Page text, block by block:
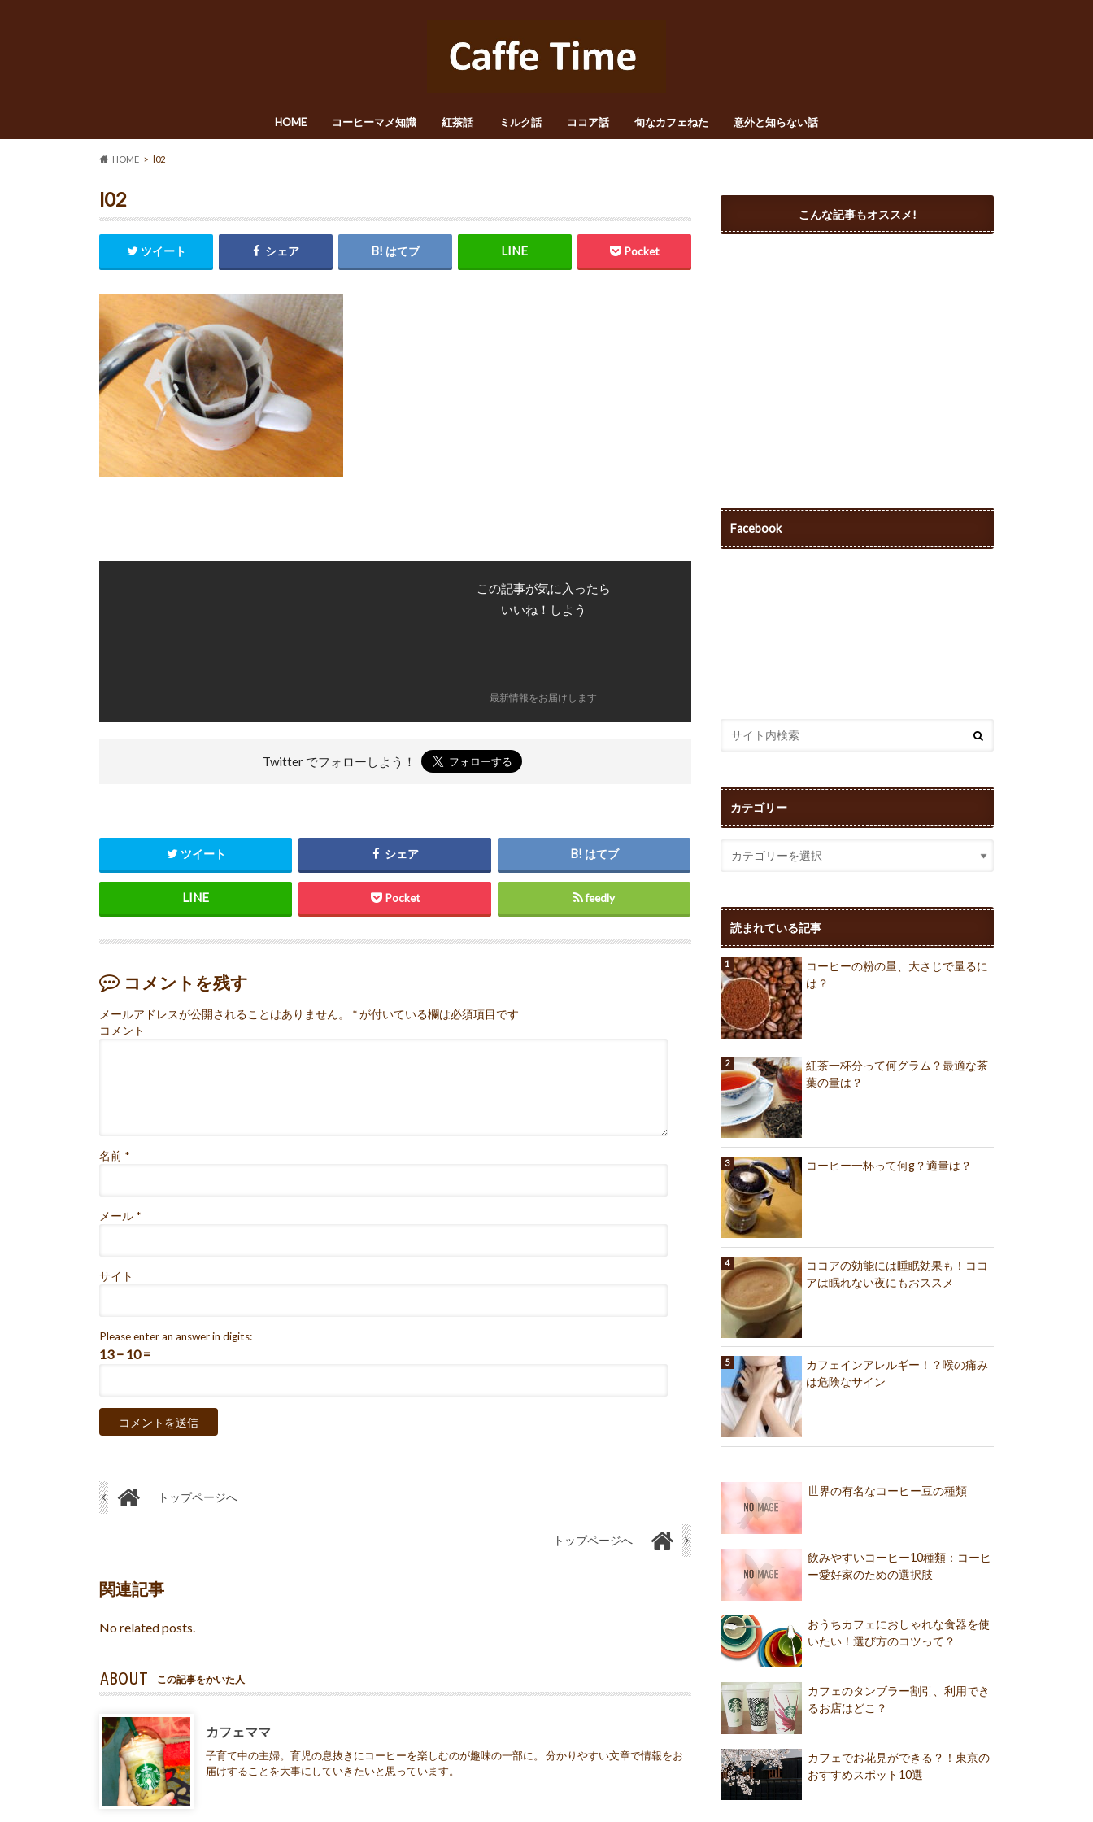
HOME コーヒーマメ知識 紅茶話 ミルク話 ココア話 旬なカフェねた 意外と知らない話
HOME l02
l02
ツイート シェア はてブ Pocket
この記事が気に入ったら
いいね！しよう
最新情報をお届けします
Twitter でフォローしよう！
ツイート シェア はてブ
Pocket feedly
コメントを残す
メールアドレスが公開されることはありません。 *が付いている欄は必須項目です
コメント
名前 *
メール *
サイト
Please enter an answer in digits:
13 − 10 =
トップページへ
トップページへ
関連記事
No related posts.
ABOUT この記事をかいた人
カフェママ
子育て中の主婦。育児の息抜きにコーヒーを楽しむのが趣味の一部に。 分かりやすい文章で情報をお
届けすることを大事にしていきたいと思っています。
こんな記事もオススメ!
Facebook
カテゴリー
読まれている記事
コーヒーの粉の量、大さじで量るに
は？
紅茶一杯分って何グラム？最適な茶
葉の量は？
コーヒー一杯って何g？適量は？
ココアの効能には睡眠効果も！ココ
アは眠れない夜にもおススメ
カフェインアレルギー！？喉の痛み
は危険なサイン
世界の有名なコーヒー豆の種類
飲みやすいコーヒー10種類：コーヒ
ー愛好家のための選択肢
おうちカフェにおしゃれな食器を使
いたい！選び方のコツって？
カフェのタンブラー割引、利用でき
るお店はどこ？
カフェでお花見ができる？！東京の
おすすめスポット10選